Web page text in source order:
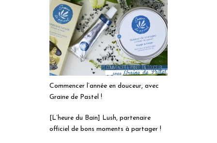
Commencer l’année en douceur, avec
Graine de Pastel !
[L’heure du Bain] Lush, partenaire
officiel de bons moments à partager !